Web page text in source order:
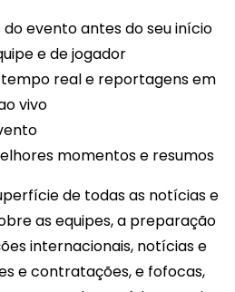
evento antes do seu início
e de jogador
real e reportagens em
vivo
momentos e resumos
de todas as notícias e
as equipes, a preparação
internacionais, notícias e
e contratações, e fofocas,